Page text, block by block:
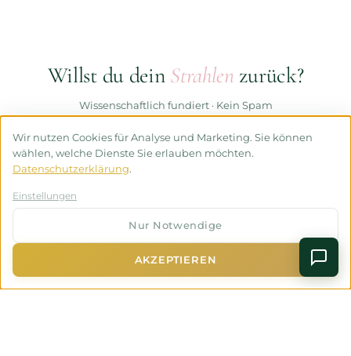
Willst du dein Strahlen zurück?
Wissenschaftlich fundiert · Kein Spam
Datenschutzerklärungzu und möchte den
Wir nutzen Cookies für Analyse und Marketing. Sie können
wählen, welche Dienste Sie erlauben möchten.
Datenschutzerklärung.
Einstellungen
Nur Notwendige
AKZEPTIEREN
Ehrliche Antworten — KI-gestützt, mit Nelas Wissen.